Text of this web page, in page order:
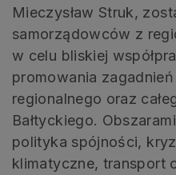
Mieczysław Struk,
samorządowców z
w celu bliskiej
promowania
regionalnego oraz
Bałtyckiego.
polityka spójności,
klimatyczne, transport